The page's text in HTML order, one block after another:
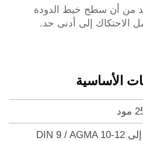
من أن سطح خيط الدودة
الاحتكاك إلى أدنى حد.
الأساسية